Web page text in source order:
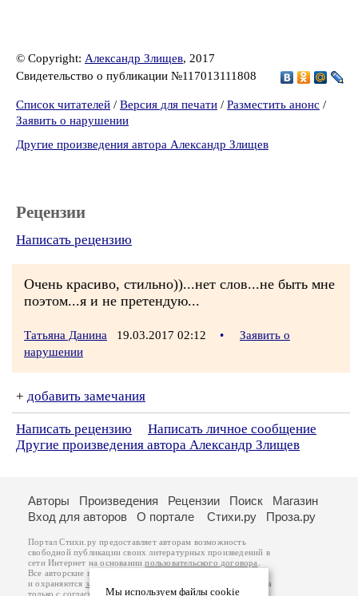
© Copyright: Александр Злищев, 2017
Свидетельство о публикации №117013111808
Список читателей / Версия для печати / Разместить анонс /
Заявить о нарушении
Другие произведения автора Александр Злищев
Рецензии
Написать рецензию
Очень красиво, стильно))...нет слов...не быть мне
поэтом...я и не претендую...
Татьяна Данина 19.03.2017 02:12 •
Заявить о
нарушении
+ добавить замечания
Написать рецензию
Написать личное сообщение
Другие произведения автора Александр Злищев
Мы используем файлы cookie
Авторы Произведения Рецензии Поиск
Магазин
Вход для авторов
О портале Стихи.ру Проза.ру
Портал Стихи.ру предоставляет авторам возможность
свободной публикации своих литературных произведений в
сети Интернет на основаниипользовательского договора
Все авторские права на произведения принадлежат авторам
и охраняются законом
. Перепечатка произведений возможна
только с согласия его автора, к которому вы можете